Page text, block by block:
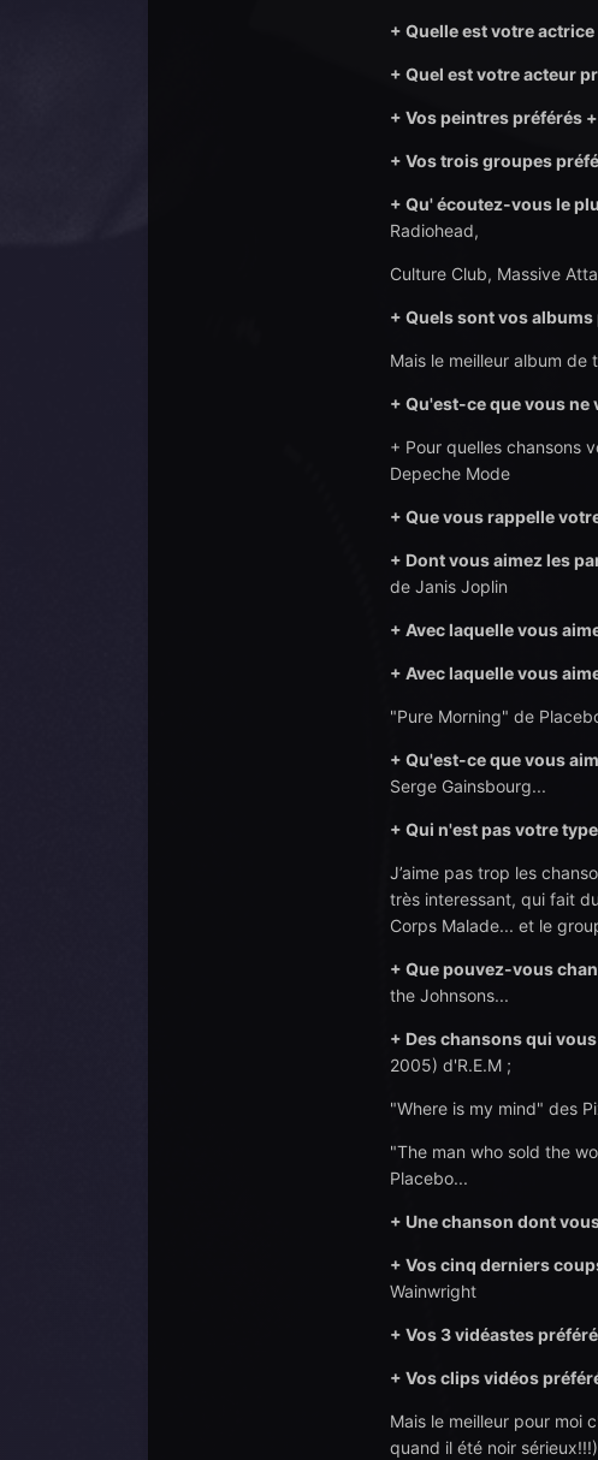
+ Quelle est votre
+ Quel est votre acteur
+ Vos peintres préférés +
+ Vos trois groupes
+ Qu' écoutez-vous le
Radiohead,
Culture Club, Massive
+ Quels sont vos albums
Mais le meilleur album de
+ Qu'est-ce quevous ne
+ Pour quelles chansons
Depeche Mode
+ Que vous rappelle
+ Dont vous aimez les
de Janis Joplin
+ Avec laquelle vous
+ Avec laquelle vous
"Pure Morning" de
+ Qu'est-ce quevous
Serge Gainsbourg...
+ Qui n'est pas votre
J’aime pas trop les
très interessant, qui fait
Corps Malade... et le
+ Que pouvez-vous
the Johnsons...
+ Des chansons qui
2005) d'R.E.M ;
"Where is my mind" des
"The man who sold the
Placebo...
+ Une chanson dont
+ Vos cinq derniers
Wainwright
+ Vos 3 vidéastes
+ Vos clips vidéos
Mais le meilleur pour moi
quand il été noir sérieux!!!)